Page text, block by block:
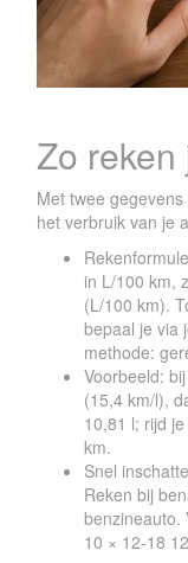
Zo
Met twee
het verbruik van je
in L/100 km,
(L/100 km).
bepaal je via
methode:
Voorbeeld:
(15,4 km/l),
10,81 l; rijd
km.
Snel
Reken bij
benzineauto.
10 × 12-18